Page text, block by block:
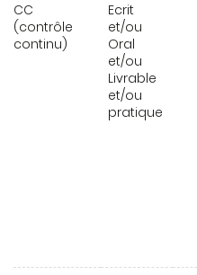
CC
(contrôle
continu)
Ecrit
et/ou
Oral
et/ou
Livrable
et/ou
pratique